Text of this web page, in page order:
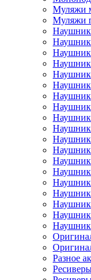
Муляжи
Муляжи
Разное